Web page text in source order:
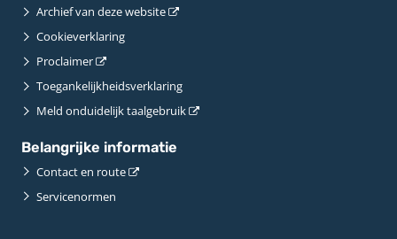
Archief van deze website
Cookieverklaring
Proclaimer
Toegankelijkheidsverklaring
Meld onduidelijk taalgebruik
Belangrijke informatie
Contact en route
Servicenormen